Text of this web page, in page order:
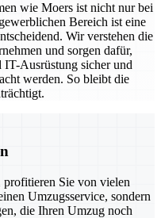
wie Moers ist nicht nur bei
Bereich ist eine
Wir verstehen die
und sorgen dafür,
IT-Ausrüstung sicher und
werden. So bleibt die
profitieren Sie von vielen
Umzugsservice, sondern
die Ihren Umzug noch